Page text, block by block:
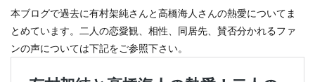
本ブログで過去に有村架純さんと高橋海人さんの熱愛についてま
とめています。二人の恋愛観、相性、同居先、賛否分かれるファ
ンの声については下記をご参照下さい。